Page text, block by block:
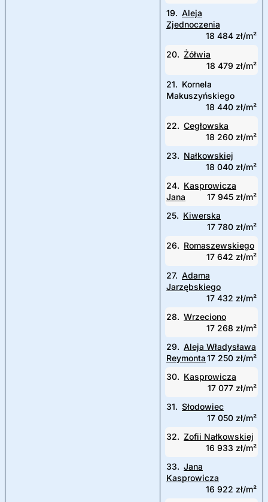
19. Aleja
Zjednoczenia
18 484 zł/m²
20. Żółwia
18 479 zł/m²
21. Kornela
Makuszyńskiego
18 440 zł/m²
22. Cegłowska
18 260 zł/m²
23. Nałkowskiej
18 040 zł/m²
24. Kasprowicza
Jana
17 945 zł/m²
25. Kiwerska
17 780 zł/m²
26. Romaszewskiego
17 642 zł/m²
27. Adama
Jarzębskiego
17 432 zł/m²
28. Wrzeciono
17 268 zł/m²
29. Aleja Władysława
Reymonta17 250 zł/m²
30. Kasprowicza
17 077 zł/m²
31. Słodowiec
17 050 zł/m²
32. Zofii Nałkowskiej
16 933 zł/m²
33. Jana
Kasprowicza
16 922 zł/m²